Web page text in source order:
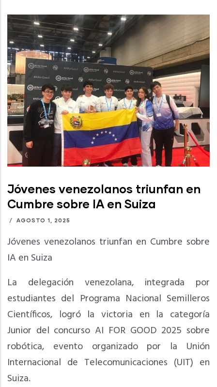
Jóvenes venezolanos triunfan en
Cumbre sobre IA en Suiza
/ AGOSTO 1, 2025
Jóvenes venezolanos triunfan en Cumbre sobre
IA en Suiza
La delegación venezolana, integrada por
estudiantes del Programa Nacional Semilleros
Científicos, logró la victoria en la categoría
Junior del concurso AI FOR GOOD 2025 sobre
robótica, evento organizado por la Unión
Internacional de Telecomunicaciones (UIT) en
Suiza.